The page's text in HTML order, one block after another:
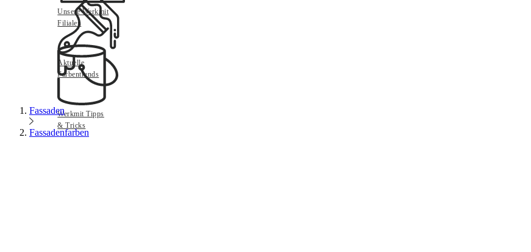
Unsere Werkmit
Filialen
Aktuelle
Farbentrends
Werkmit Tipps
& Tricks
Fassaden
Fassadenfarben